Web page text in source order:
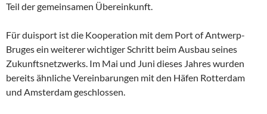
Teil der gemeinsamen Übereinkunft.
Für duisport ist die Kooperation mit dem Port of Antwerp-
Bruges ein weiterer wichtiger Schritt beim Ausbau seines
Zukunftsnetzwerks. Im Mai und Juni dieses Jahres wurden
bereits ähnliche Vereinbarungen mit den Häfen Rotterdam
und Amsterdam geschlossen.